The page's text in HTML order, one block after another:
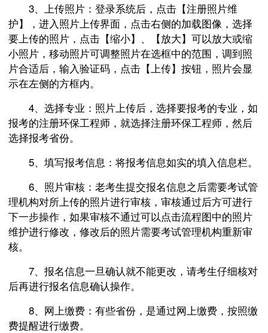
3、上传照片：登录系统后，点击【注册照片维
护】，进入照片上传界面，点击右侧的加载图像，选择
要上传的照片，点击【缩小】、【放大】可以放大或缩
小照片，移动照片可调整照片在选框中的范围，调到照
片合适后，输入验证码，点击【上传】按钮，照片会显
示在左侧的方框内。
4、选择专业：照片上传后，选择要报考的专业，如
报考的注册环保工程师，就选择注册环保工程师，然后
选择报考省份。
5、填写报考信息：将报考信息如实的填入信息栏。
6、照片审核：老考生提交报名信息之后需要考试管
理机构对所上传的照片进行审核，审核通过后方可进行
下一步操作，如果审核不通过可以点击流程图中的照片
维护进行修改，修改后的照片需要考试管理机构重新审
核。
7、报名信息一旦确认就不能更改，请考生仔细核对
后再进行报名信息确认操作。
8、网上缴费：有些省份，是通过网上缴费，按照缴
费提醒进行缴费。